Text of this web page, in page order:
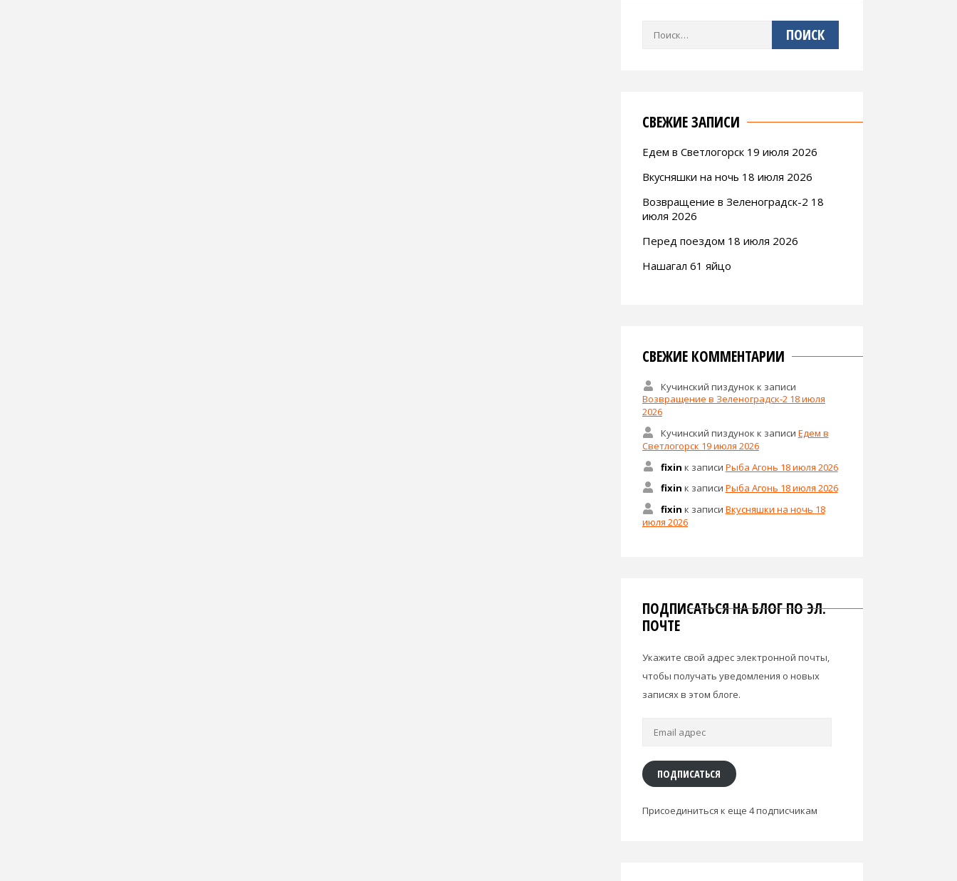
СВЕЖИЕ ЗАПИСИ
Едем в Светлогорск 19 июля 2026
Вкусняшки на ночь 18 июля 2026
Возвращение в Зеленоградск-2 18
июля 2026
Перед поездом 18 июля 2026
Нашагал 61 яйцо
СВЕЖИЕ КОММЕНТАРИИ
Кучинский пиздунок к записи
Возвращение в Зеленоградск-2 18 июля
2026
Кучинский пиздунок к записи Едем в
Светлогорск 19 июля 2026
fixin к записи Рыба Агонь 18 июля 2026
fixin к записи Рыба Агонь 18 июля 2026
fixin к записи Вкусняшки на ночь 18
июля 2026
ПОДПИСАТЬСЯ НА БЛОГ ПО ЭЛ.
ПОЧТЕ
Укажите свой адрес электронной почты,
чтобы получать уведомления о новых
записях в этом блоге.
ПОДПИСАТЬСЯ
Присоединиться к еще 4 подписчикам